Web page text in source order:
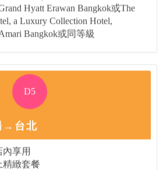
Hyatt Erawan Bangkok或The
a Luxury Collection Hotel,
Bangkok或同等級
D5
→台北
內享用
精緻套餐